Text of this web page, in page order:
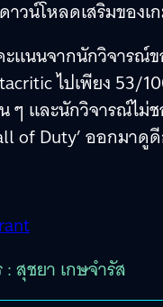
าวน์โหลดเสริมของ
แนนจากนักวิจารณ์ข
ไปเพียง 53/
ๆ และนักวิจารณ์ไม่
of Duty’ ออกมา
สุชยา เกษจำรัส